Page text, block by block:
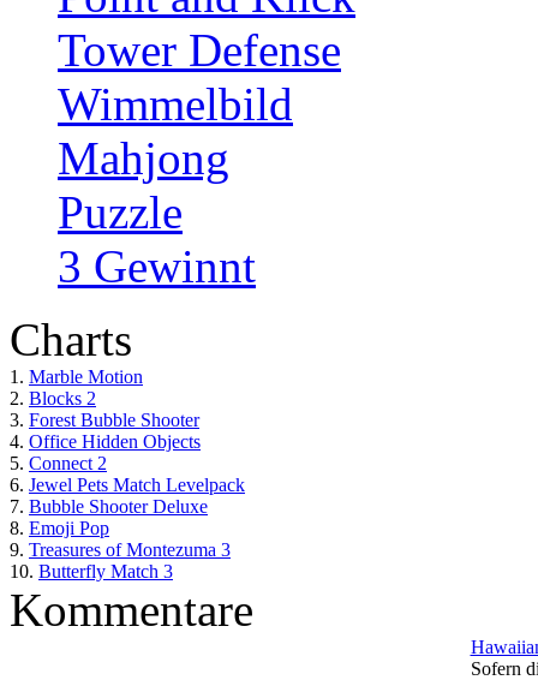
Tower Defense
Wimmelbild
Mahjong
Puzzle
3 Gewinnt
Charts
1. Marble Motion
2. Blocks 2
3. Forest Bubble Shooter
4. Office Hidden Objects
5. Connect 2
6. Jewel Pets Match Levelpack
7. Bubble Shooter Deluxe
8. Emoji Pop
9. Treasures of Montezuma 3
10. Butterfly Match 3
Kommentare
Sofern